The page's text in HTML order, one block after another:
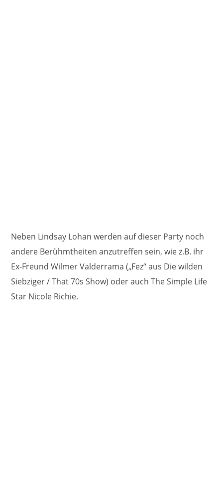
Neben Lindsay Lohan werden auf dieser Party noch
andere Berühmtheiten anzutreffen sein, wie z.B. ihr
Ex-Freund Wilmer Valderrama („Fez“ aus Die wilden
Siebziger / That 70s Show) oder auch The Simple Life
Star Nicole Richie.